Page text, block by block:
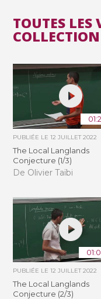
TOUTES LES
COLLECTION
PUBLIÉE LE12 JUILLET 2022
The Local Langlands
Conjecture (1/3)
De Olivier Taïbi
PUBLIÉE LE12 JUILLET 2022
The Local Langlands
Conjecture (2/3)